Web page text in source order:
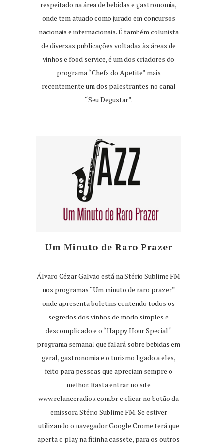
respeitado na área de bebidas e gastronomia,
onde tem atuado como jurado em concursos
nacionais e internacionais. É também colunista
de diversas publicações voltadas às áreas de
vinhos e food service, é um dos criadores do
programa “Chefs do Apetite” mais
recentemente um dos palestrantes no canal
“Seu Degustar”.
Um Minuto de Raro Prazer
Álvaro Cézar Galvão está na Stério Sublime FM
nos programas “Um minuto de raro prazer”
onde apresenta boletins contendo todos os
segredos dos vinhos de modo simples e
descomplicado e o “Happy Hour Special“
programa semanal que falará sobre bebidas em
geral, gastronomia e o turismo ligado a eles,
feito para pessoas que apreciam sempre o
melhor. Basta entrar no site
www.relanceradios.com.bre clicar no botão da
emissora Stério Sublime FM. Se estiver
utilizando o navegador Google Crome terá que
aperta o play na fitinha cassete, para os outros